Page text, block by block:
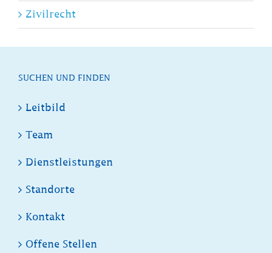
Zivilrecht
SUCHEN UND FINDEN
Leitbild
Team
Dienstleistungen
Standorte
Kontakt
Offene Stellen